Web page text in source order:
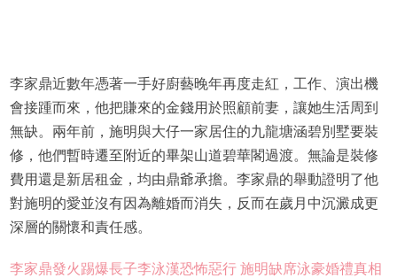
李家鼎近數年憑著一手好廚藝晚年再度走紅，工作、演出機
會接踵而來，他把賺來的金錢用於照顧前妻，讓她生活周到
無缺。兩年前，施明與大仔一家居住的九龍塘涵碧別墅要裝
修，他們暫時遷至附近的畢架山道碧華閣過渡。無論是裝修
費用還是新居租金，均由鼎爺承擔。李家鼎的舉動證明了他
對施明的愛並沒有因為離婚而消失，反而在歲月中沉澱成更
深層的關懷和責任感。
李家鼎發火踢爆長子李泳漢恐怖惡行 施明缺席泳豪婚禮真相